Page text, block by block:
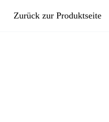
Zurück zur Produktseite